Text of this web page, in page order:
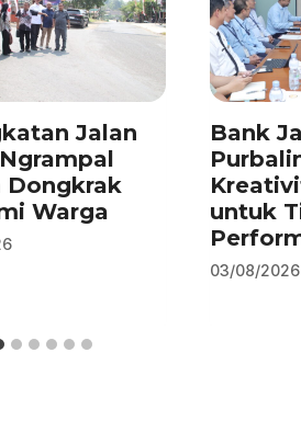
Jalan
Dongkrak
Warga
Bank
untuk
03/08/2026